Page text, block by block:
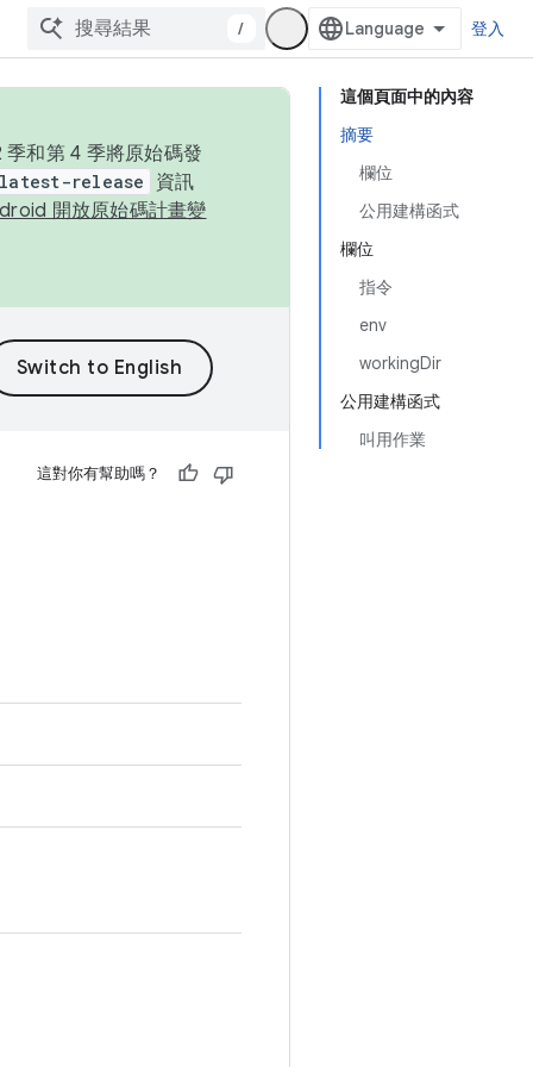
/ 登入
這個頁面中的內容
摘要
欄位
公用建構函式
欄位
指令
env
workingDir
公用建構函式
叫用作業
和第 4 季將原始碼發
release
資訊
開放原始碼計畫變
這對你有幫助嗎？